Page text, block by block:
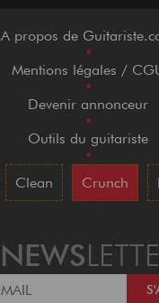
A propos de
•
Mentions légales /
•
Devenir annonceur
•
Outils du guitariste
•
Clean Crunch
NEWS